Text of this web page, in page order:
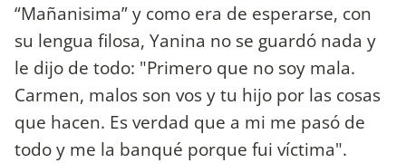
“Mañanisima” y como era de esperarse, con
su lengua filosa, Yanina no se guardó nada y
le dijo de todo: "Primero que no soy mala.
Carmen, malos son vos y tu hijo por las cosas
que hacen. Es verdad que a mi me pasó de
todo y me la banqué porque fui víctima".